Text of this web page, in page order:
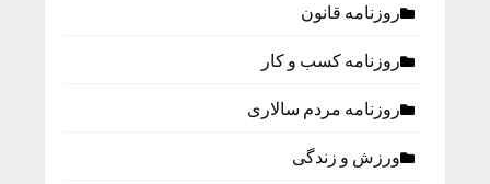
روزنامه قانون
روزنامه كسب و كار
روزنامه مردم سالاری
ورزش و زندگی